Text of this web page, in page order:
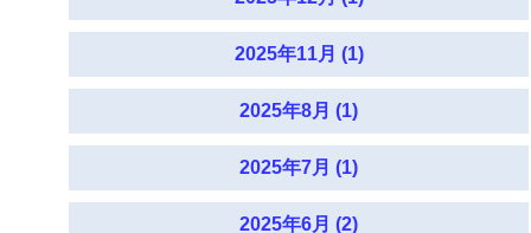
2025年11月 (1)
2025年8月 (1)
2025年7月 (1)
2025年6月 (2)